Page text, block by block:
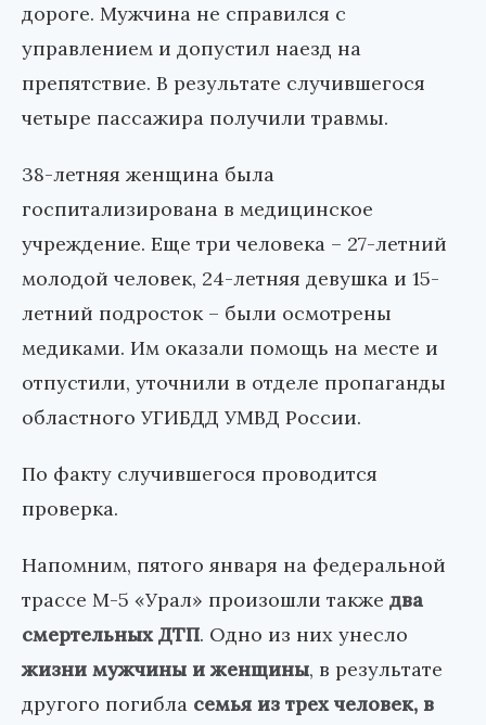
дороге. Мужчина не справился с
управлением и допустил наезд на
препятствие. В результате случившегося
четыре пассажира получили травмы.
38-летняя женщина была
госпитализирована в медицинское
учреждение. Еще три человека – 27-летний
молодой человек, 24-летняя девушка и 15-
летний подросток – были осмотрены
медиками. Им оказали помощь на месте и
отпустили, уточнили в отделе пропаганды
областного УГИБДД УМВД России.
По факту случившегося проводится
проверка.
Напомним, пятого января на федеральной
трассе М-5 «Урал» произошли также два
смертельных ДТП. Одно из них унесло
жизни мужчины и женщины, в результате
другого погибла семья из трех человек, в